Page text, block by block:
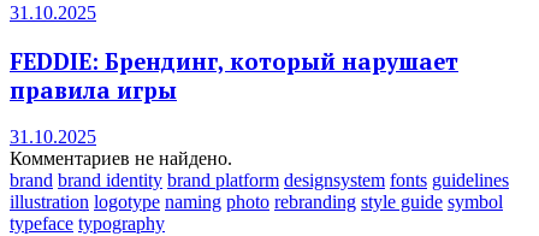
31.10.2025
FEDDIE: Брендинг, который нарушает
правила игры
31.10.2025
Комментариев не найдено.
brand brand identity brand platform designsystem fonts guidelines
illustration logotype naming photo rebranding style guide symbol
typeface typography